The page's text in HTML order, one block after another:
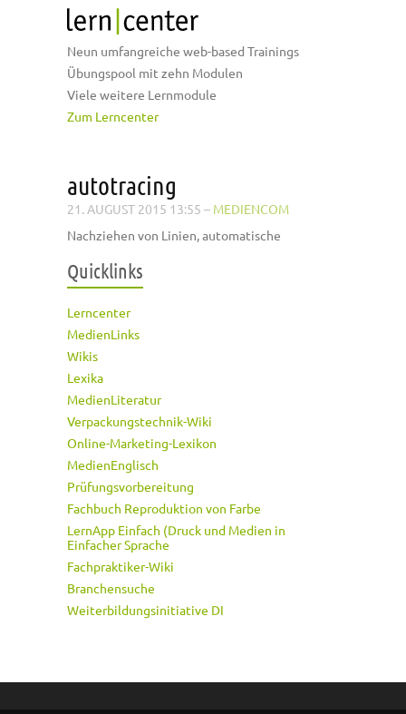
Neun umfangreiche web-based Trainings
Übungspool mit zehn Modulen
Viele weitere Lernmodule
Zum Lerncenter
autotracing
21. AUGUST 2015 13:55 – MEDIENCOM
Nachziehen von Linien, automatische
Quicklinks
Lerncenter
MedienLinks
Wikis
Lexika
MedienLiteratur
Verpackungstechnik-Wiki
Online-Marketing-Lexikon
MedienEnglisch
Prüfungsvorbereitung
Fachbuch Reproduktion von Farbe
LernApp Einfach (Druck und Medien in
Einfacher Sprache
Fachpraktiker-Wiki
Branchensuche
Weiterbildungsinitiative DI